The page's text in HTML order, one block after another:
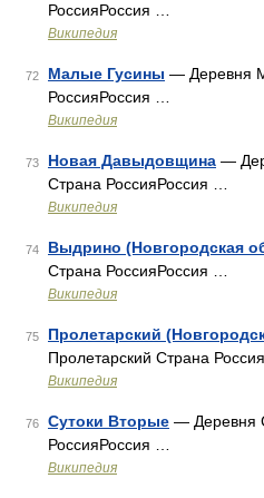
РоссияРоссия …
Википедия
72 Малые Гусины — Деревня
РоссияРоссия …
Википедия
73 Новая Давыдовщина —
Страна РоссияРоссия …
Википедия
74 Выдрино (Новгородская
Страна РоссияРоссия …
Википедия
75 Пролетарский
Пролетарский Страна
Википедия
76 Сутоки Вторые — Деревня
РоссияРоссия …
Википедия